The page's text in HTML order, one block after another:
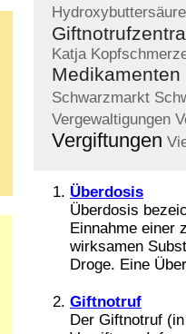
Hydroxybuttersäure
Katja
Medikamenten
Schwarzmarkt
Vergewaltigungen
Vergiftungen
Überdosis
Überdosis
Einnahme einer
wirksamen
Droge. Eine
Giftnotruf
Der Giftnotruf